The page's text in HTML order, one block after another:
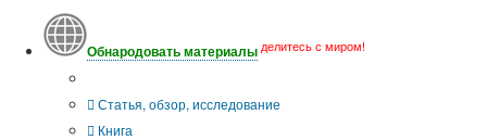
Обнародовать материалы делитесь с миром!
Статья, обзор, исследование
Книга